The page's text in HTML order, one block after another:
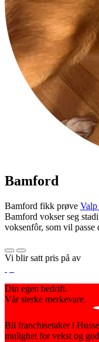
Bamford
Bamford fikk prøve Valp
Bamford vokser seg
voksenfôr, som vil passe
Vi blir satt pris på av
Din egen bedrift.
Vår sterke merkevare.
Bli franchisetaker i
mulighet for vekst og